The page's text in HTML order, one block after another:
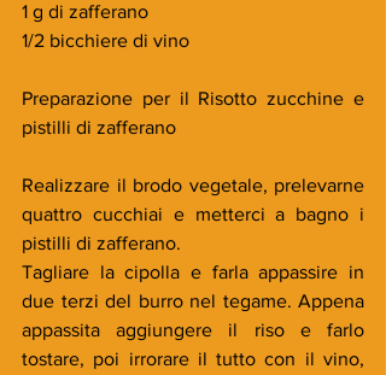
1 g di zafferano
1/2 bicchiere di vino
Preparazione per il Risotto zucchine e
pistilli di zafferano
Realizzare il brodo vegetale, prelevarne
quattro cucchiai e metterci a bagno i
pistilli di zafferano.
Tagliare la cipolla e farla appassire in
due terzi del burro nel tegame. Appena
appassita aggiungere il riso e farlo
tostare, poi irrorare il tutto con il vino,